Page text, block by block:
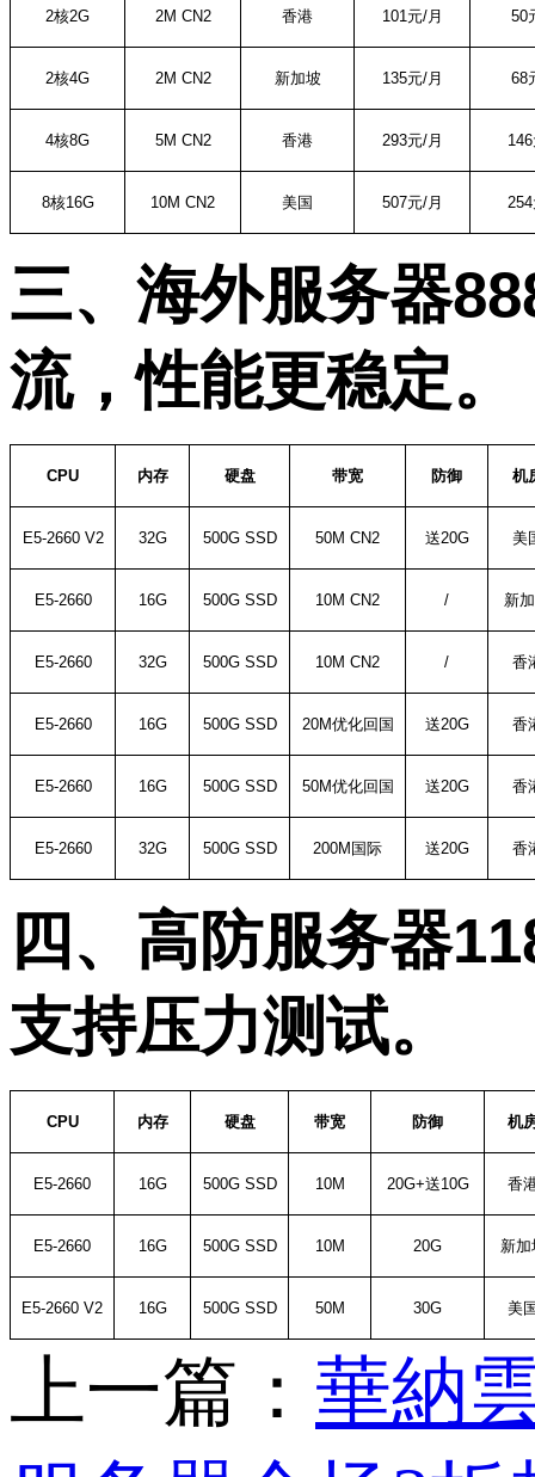
2核2G 2M CN2 香港 101元/月 50
2核4G 2M CN2 新加坡 135元/月 68
4核8G 5M CN2 香港 293元/月 146
8核16G 10M CN2 美国 507元/月 254
三、海外服务器
流，性能更稳定。
CPU 内存 硬盘 带宽 防御 机
E5-2660 V2 32G 500G SSD 50M CN2 送20G 美
E5-2660 16G 500G SSD 10M CN2 / 新
E5-2660 32G 500G SSD 10M CN2 / 香
E5-2660 16G 500G SSD 20M优化回国 送20G 香
E5-2660 16G 500G SSD 50M优化回国 送20G 香
E5-2660 32G 500G SSD 200M 国际 送20G 香
四、高防服务器
支持压力测试。
CPU 内存 硬盘 带宽 防御 机
E5-2660 16G 500G SSD 10M 20G+送10G 香
E5-2660 16G 500G SSD 10M 20G 新加
E5-2660 V2 16G 500G SSD 50M 30G 美
上一篇： 華納